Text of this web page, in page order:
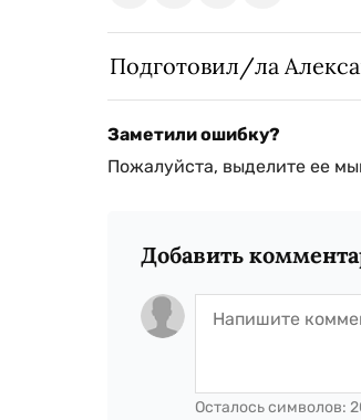
Подготовил/ла
Заметили ошибку?
Пожалуйста, выделите ее
Добавить
Осталось символов: